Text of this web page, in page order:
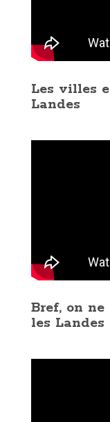
Les villes
Landes
Bref, on ne
les Landes